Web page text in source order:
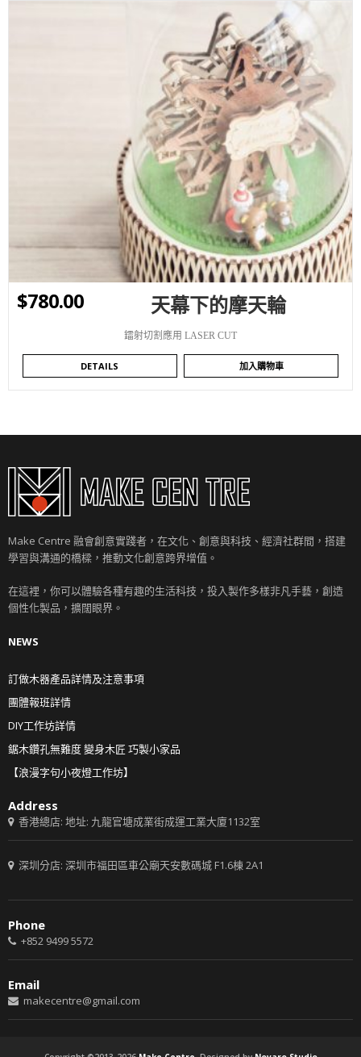
WISHLIST
$780.00 天幕下的摩天輪
鐳射切割應用 LASER CUT
DETAILS 加入購物車
Make Centre 融會創意實踐者，在文化、創意與科技、經濟社群間，搭建
學習與溝通的橋樑，推動文化創意跨界增值。
在這裡，你可以體驗各種有趣的生活科技，投入製作多樣非凡手藝，創造
個性化製品，擴闊眼界。
NEWS
訂做木器產品詳情及注意事項
團體報班詳情
DIY工作坊詳情
鋸木鑽孔無難度 變身木匠 巧製小家品
【浪漫字句小夜燈工作坊】
Address
香港總店: 地址: 九龍官塘成業街成運工業大廈1132室
深圳分店: 深圳市福田區車公廟天安數碼城 F1.6棟 2A1
Phone
+852 9499 5572
Email
makecentre@gmail.com